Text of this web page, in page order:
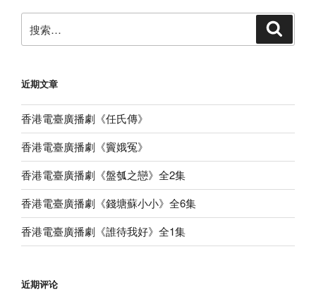
索：
近期文章
香港電臺廣播劇《任氏傳》
香港電臺廣播劇《竇娥冤》
香港電臺廣播劇《盤瓠之戀》全2集
香港電臺廣播劇《錢塘蘇小小》全6集
香港電臺廣播劇《誰待我好》全1集
近期评论